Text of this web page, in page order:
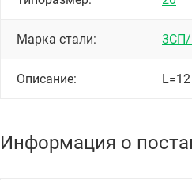
Марка стали:
Описание:
Информация о